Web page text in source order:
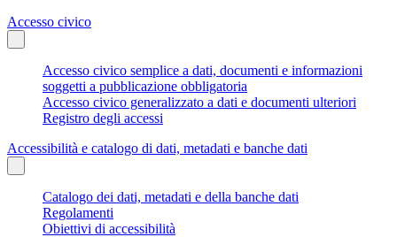
Accesso civico
Accesso civico semplice a dati, documenti e informazioni
soggetti a pubblicazione obbligatoria
Accesso civico generalizzato a dati e documenti ulteriori
Registro degli accessi
Accessibilità e catalogo di dati, metadati e banche dati
Catalogo dei dati, metadati e della banche dati
Regolamenti
Obiettivi di accessibilità